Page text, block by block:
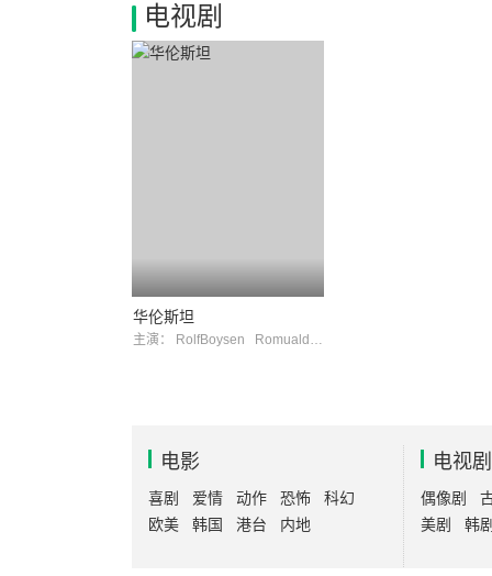
电视剧
华伦斯坦
主演： RolfBoysen RomualdPekny
电影
喜剧 爱情 动作 恐怖
科幻
欧美
韩国 港台 内地
电视剧
偶像剧
美剧
韩